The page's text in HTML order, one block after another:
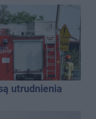
utrudnienia